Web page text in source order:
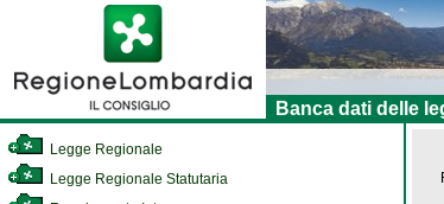
Banca dati delle
Legge Regionale
Legge Regionale Statutaria